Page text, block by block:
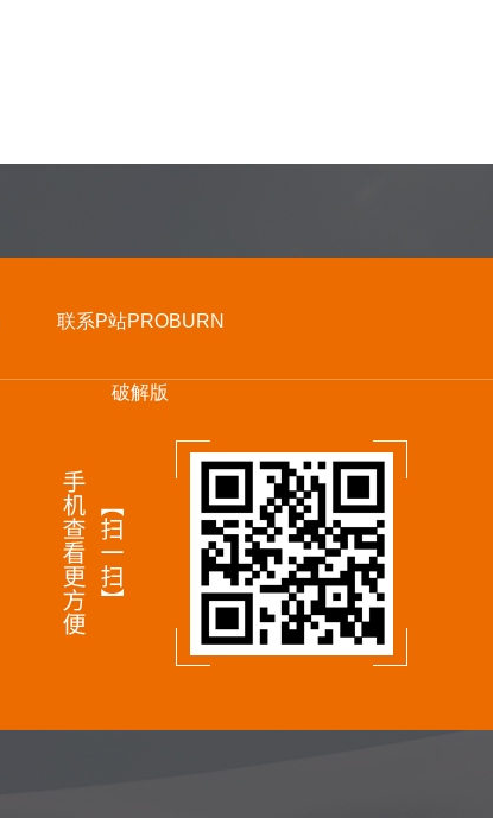
联系P站PROBURN
破解版